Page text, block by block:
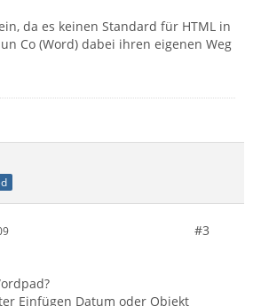
da es keinen Standard für HTML in
Co (Word) dabei ihren eigenen Weg
#3
Einfügen Datum oder Objekt